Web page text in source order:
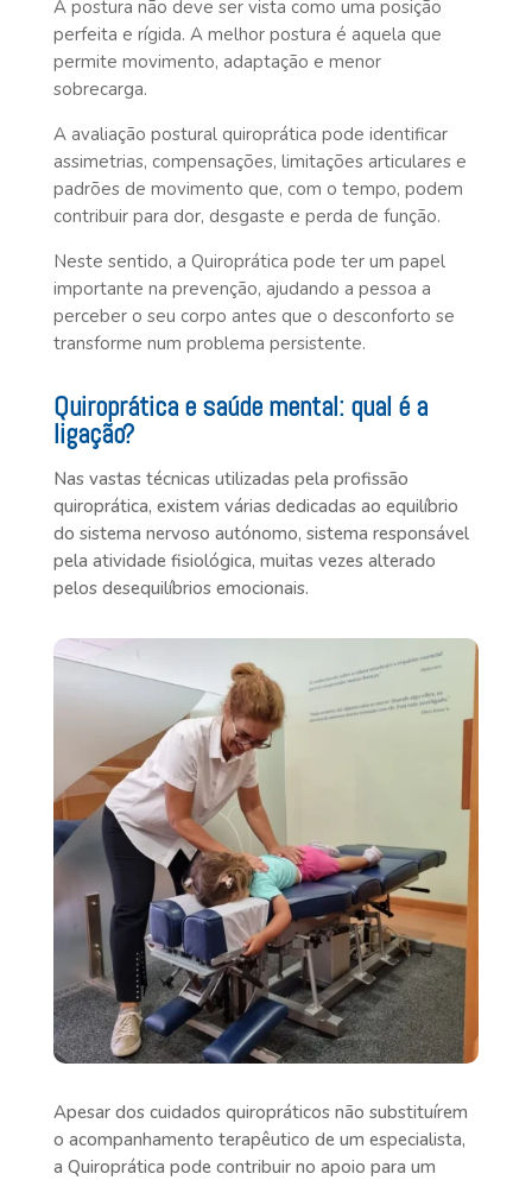
A postura não deve ser vista como uma posição
perfeita e rígida. A melhor postura é aquela que
permite movimento, adaptação e menor
sobrecarga.
A avaliação postural quiroprática pode identificar
assimetrias, compensações, limitações articulares e
padrões de movimento que, com o tempo, podem
contribuir para dor, desgaste e perda de função.
Neste sentido, a Quiroprática pode ter um papel
importante na prevenção, ajudando a pessoa a
perceber o seu corpo antes que o desconforto se
transforme num problema persistente.
Quiroprática e saúde mental: qual é a
ligação?
Nas vastas técnicas utilizadas pela profissão
quiroprática, existem várias dedicadas ao equilíbrio
do sistema nervoso autónomo, sistema responsável
pela atividade fisiológica, muitas vezes alterado
pelos desequilíbrios emocionais.
Apesar dos cuidados quiropráticos não substituírem
o acompanhamento terapêutico de um especialista,
a Quiroprática pode contribuir no apoio para um